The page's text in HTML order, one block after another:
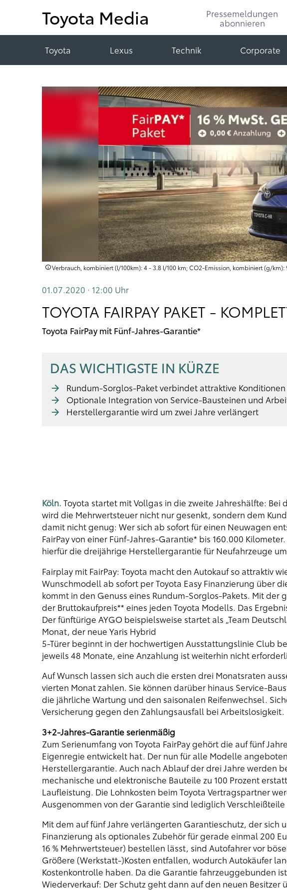
Toyota Media
Pressemeldungen
abonnieren
Toyota Lexus Technik Corporate
Verbrauch, kombiniert (l/100km): 4 - 3.8 l/100 km; CO2-Emission, kombiniert (g/
01.07.2020 · 12:00 Uhr
TOYOTA FAIRPAY PAKET -
Toyota FairPay mit Fünf-Jahres-Garantie*
DAS WICHTIGSTE IN KÜRZE
Rundum-Sorglos-Paket verbindet attraktive
Optionale Integration von Service-Bausteinen und
Herstellergarantie wird um zwei Jahre verlängert
Köln. Toyota startet mit Vollgas in die zweite Jahreshälfte:
wird die Mehrwertsteuer nicht nur gesenkt, sondern dem
damit nicht genug: Wer sich ab sofort für einen Neuwagen
FairPay von einer Fünf-Jahres-Garantie* bis 160.000
hierfür die dreijährige Herstellergarantie für Neufahrzeuge
Fairplay mit FairPay: Toyota macht den Autokauf so attraktiv
Wunschmodell ab sofort per Toyota Easy Finanzierung über
kommt in den Genuss eines Rundum-Sorglos-Pakets. Mit der
der Bruttokaufpreis** eines jeden Toyota Modells. Das
Der fünftürige AYGO beispielsweise startet als „Team
Monat, der neue Yaris Hybrid
5-Türer beginnt in der hochwertigen Ausstattungslinie Club
jeweils 48 Monate, eine Anzahlung ist weiterhin nicht
Auf Wunsch lassen sich auch die ersten drei Monatsraten
vierten Monat zahlen. Sie können darüber hinaus Service-
die jährliche Wartung und den saisonalen Reifenwechsel.
Versicherung gegen den Zahlungsausfall bei Arbeitslosigkeit.
3+2-Jahres-Garantie serienmäßig
Zum Serienumfang von Toyota FairPay gehört die auf fünf
Eigenregie entwickelt hat. Der nun für alle Modelle
Herstellergarantie. Auch nach Ablauf der drei Jahre werden
mechanische und elektronische Bauteile zu 100 Prozent
Laufleistung. Die Lohnkosten beim Toyota Vertragspartner
Ausgenommen von der Garantie sind lediglich
Mit dem auf fünf Jahre verlängerten Garantieschutz, der sich
Finanzierung als optionales Zubehör für gerade einmal 200
16 % Mehrwertsteuer) bestellen lässt, sind Autofahrer vor
Größere (Werkstatt-)Kosten entfallen, wodurch Autokäufer
Kostenkontrolle haben. Da die Garantie fahrzeuggebunden
Wiederverkauf: Der Schutz geht dann auf den neuen Besitzer